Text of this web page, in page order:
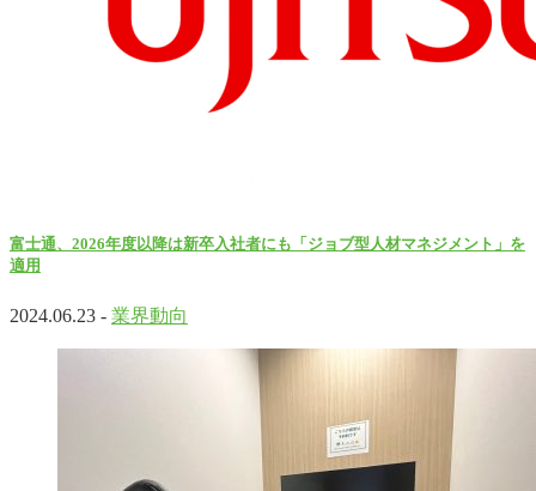
富士通、2026年度以降は新卒入社者にも「ジョブ型人材マネジメント」を
適用
2024.06.23 - 業界動向